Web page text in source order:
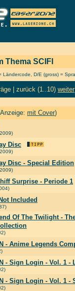
Thema SCIFI
Ländercode, D/E (gross) =
| zurück (1..10) weiter
mit Cover)
Disc
Disc - Special Edition
Surprise - Periode 1
Included
Of The Twilight -
- Anime Legends
- Sign Login - Vol. 1 -
- Sign Login - Vol. 1 -